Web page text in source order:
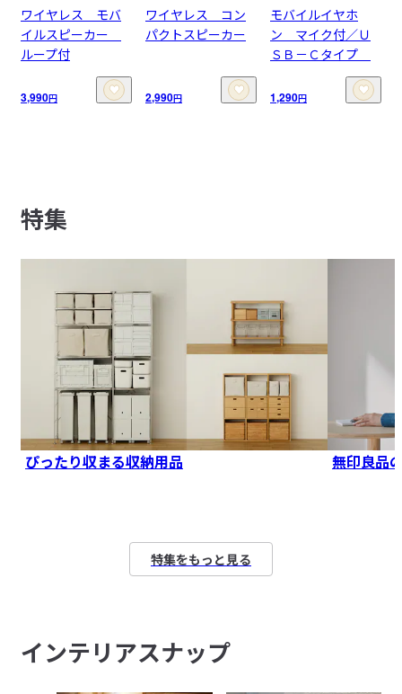
ワイヤレス モバ
イルスピーカー
ループ付
3,990円
ワイヤレス コン
パクトスピーカー
2,990円
モバイルイヤホ
ン マイク付／Ｕ
ＳＢ－Ｃタイプ
1,290円
特集
ぴったり収まる収納用品 無印良品
特集をもっと見る
インテリアスナップ